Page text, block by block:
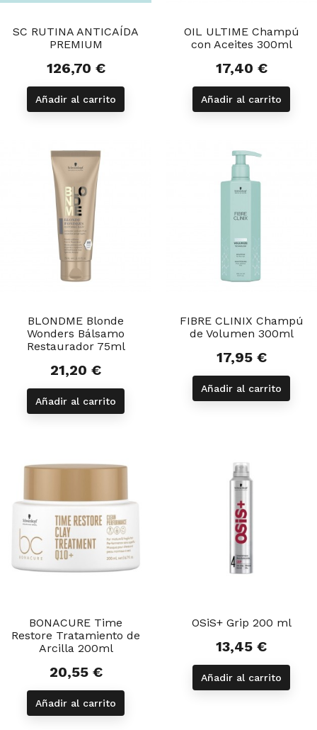
SC RUTINA ANTICAÍDA
PREMIUM
Precio
126,70 €
Añadir al carrito
OIL ULTIME Champú
con Aceites 300ml
Precio
17,40 €
Añadir al carrito
BLONDME Blonde
Wonders Bálsamo
Restaurador 75ml
Precio
21,20 €
Añadir al carrito
FIBRE CLINIX Champú
de Volumen 300ml
Precio
17,95 €
Añadir al carrito
BONACURE Time
Restore Tratamiento de
Arcilla 200ml
Precio
20,55 €
Añadir al carrito
OSiS+ Grip 200 ml
Precio
13,45 €
Añadir al carrito